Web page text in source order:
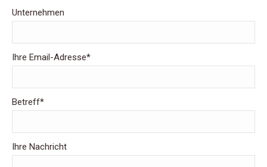
Unternehmen
Ihre Email-Adresse*
Betreff*
Ihre Nachricht